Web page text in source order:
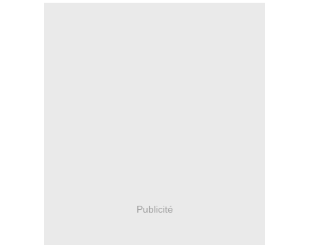
Publicité